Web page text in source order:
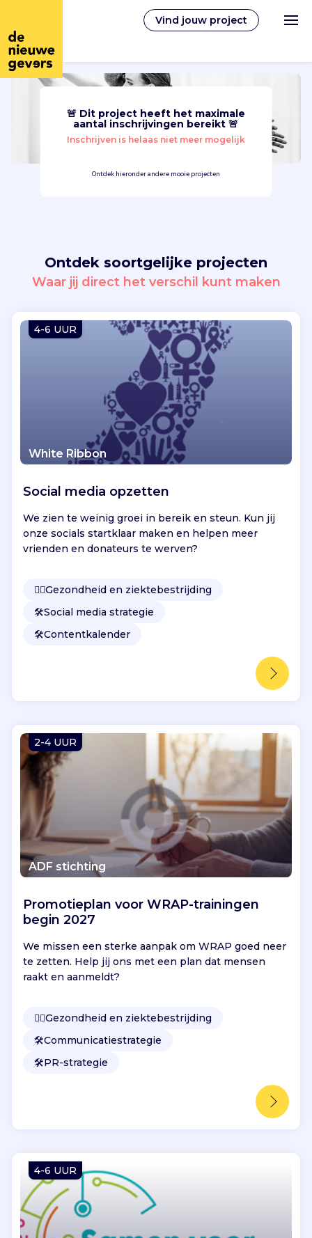
Vind jouw project
Nederlands
Vind jouw project
Inloggen
🚨 Dit project heeft het maximale
aantal inschrijvingen bereikt 🚨
Inschrijven is helaas niet meer mogelijk
Ontdek hieronder andere mooie projecten
Ontdek soortgelijke projecten
Waar jij direct het verschil kunt maken
4-6 UUR
White Ribbon
Social media opzetten
We zien te weinig groei in bereik en steun. Kun jij
onze socials startklaar maken en helpen meer
vrienden en donateurs te werven?
👩‍⚕️Gezondheid en ziektebestrijding
🛠️Social media strategie
🛠️Contentkalender
2-4 UUR
ADF stichting
Promotieplan voor WRAP-trainingen
begin 2027
We missen een sterke aanpak om WRAP goed neer
te zetten. Help jij ons met een plan dat mensen
raakt en aanmeldt?
👩‍⚕️Gezondheid en ziektebestrijding
🛠️Communicatiestrategie
🛠️PR-strategie
4-6 UUR